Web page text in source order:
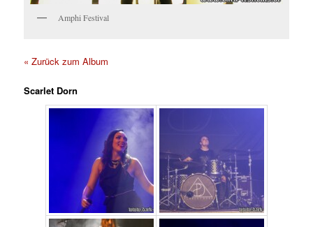
Amphi Festival
« Zurück zum Album
Scarlet Dorn